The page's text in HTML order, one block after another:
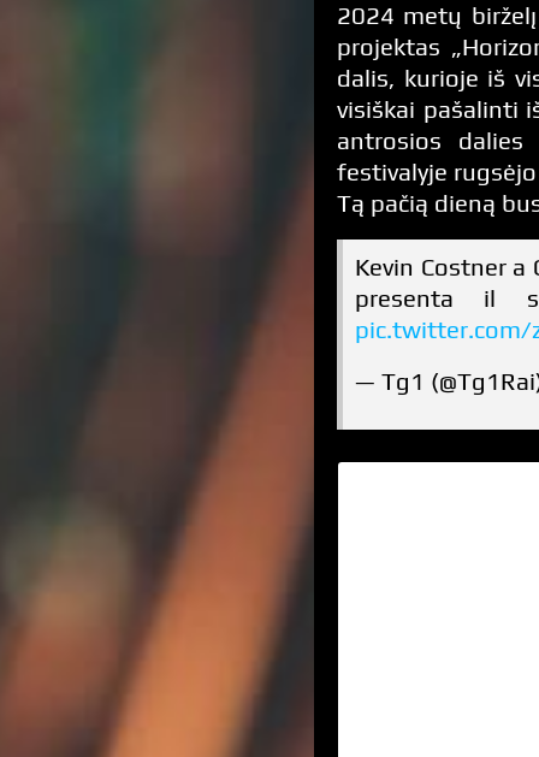
2024 metų
projektas
dalis, kurioje iš
visiškai pašalinti
antrosios dalies
festivalyje
Tą pačią dieną
Kevin Costner a
presenta il
pic.twitter.com/
— Tg1